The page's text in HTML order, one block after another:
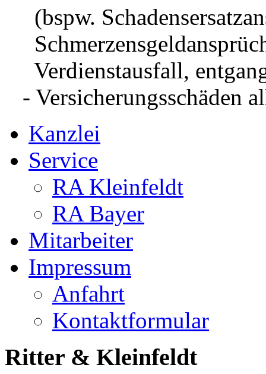
(bspw.
Verdienstausfall,
- Versicherungsschäden
Kanzlei
Service
RA Kleinfeldt
RA Bayer
Mitarbeiter
Impressum
Anfahrt
Kontaktformular
Ritter & Kleinfeldt